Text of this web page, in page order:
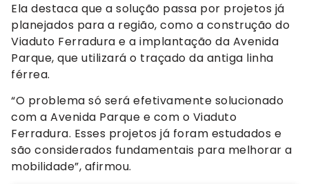
Ela destaca que a solução passa por projetos já
planejados para a região, como a construção do
Viaduto Ferradura e a implantação da Avenida
Parque, que utilizará o traçado da antiga linha
férrea.
“O problema só será efetivamente solucionado
com a Avenida Parque e com o Viaduto
Ferradura. Esses projetos já foram estudados e
são considerados fundamentais para melhorar a
mobilidade”, afirmou.